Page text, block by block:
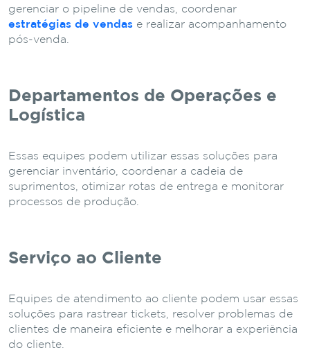
gerenciar o pipeline de vendas, coordenar
estratégias de vendas e realizar acompanhamento
pós-venda.
Departamentos de Operações e
Logística
Essas equipes podem utilizar essas soluções para
gerenciar inventário, coordenar a cadeia de
suprimentos, otimizar rotas de entrega e monitorar
processos de produção.
Serviço ao Cliente
Equipes de atendimento ao cliente podem usar essas
soluções para rastrear tickets, resolver problemas de
clientes de maneira eficiente e melhorar a experiência
do cliente.